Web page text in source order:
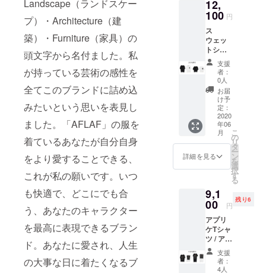
Landscape（ランドスケー
プ）・Architecture（建
築）・Furniture（家具）の
頭文字から名付ました。私
が持っている芸術の感性を
全てこのブランドに詰め込
みたいという思いを表見し
ました。「AFLAF」の服を
着ているあなたが自分自身
をより愛することできる、
これが私の願いです。いつ
も快適で、どこにでも合
う、あなたのキャラクター
を最高に表現できるブラン
ド。あなたに愛され、人生
の大事な日に着たくなるブ
12,
100 円
ス
ウェッ
トシャ
ツ（男
性 / 女
性）
「CAM
PFIRE
限定価
格」 価
15,120
円 ▷
20％割
引
支援
者：
0人
お届
け予
定：
2020
年06
月
詳細を見る
こ
の
リ
タ
ー
ン
を
選
択
す
る
9,1
00 円
残り6
アプリ
ケTシャ
ツ / アプ
リケワ
ンピー
ス 「超
支援
者：
4人